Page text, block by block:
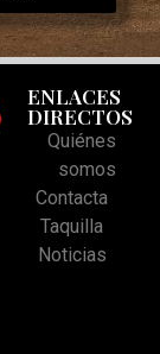
ENLACES
DIRECTOS
Quiénes
somos
Contacta
Taquilla
Noticias